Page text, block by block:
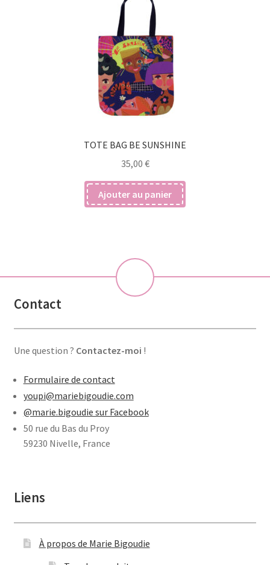
TOTE BAG BE SUNSHINE
35,00 €
Ajouter au panier
Contact
Une question ? Contactez-moi !
Formulaire de contact
youpi@mariebigoudie.com
@marie.bigoudie sur Facebook
50 rue du Bas du Proy
59230 Nivelle, France
Liens
À propos de Marie Bigoudie